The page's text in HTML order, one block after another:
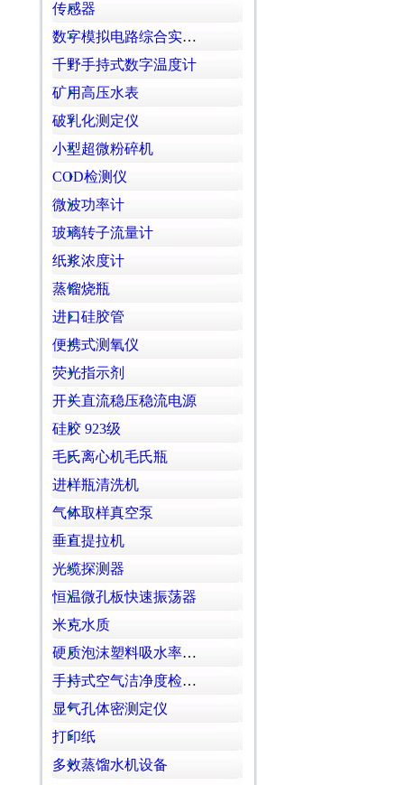
传感器
数字模拟电路综合实验箱
千野手持式数字温度计
矿用高压水表
破乳化测定仪
小型超微粉碎机
COD检测仪
微波功率计
玻璃转子流量计
纸浆浓度计
蒸馏烧瓶
进口硅胶管
便携式测氧仪
荧光指示剂
开关直流稳压稳流电源
硅胶 923级
毛氏离心机毛氏瓶
进样瓶清洗机
气体取样真空泵
垂直提拉机
光缆探测器
恒温微孔板快速振荡器
米克水质
硬质泡沫塑料吸水率测试系统
手持式空气洁净度检测仪
显气孔体密测定仪
打印纸
多效蒸馏水机设备